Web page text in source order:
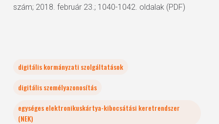
szám; 2018. február 23.; 1040-1042. oldalak (PDF)
digitális kormányzati szolgáltatások
digitális személyazonosítás
egységes elektronikuskártya-kibocsátási keretrendszer
(NEK)